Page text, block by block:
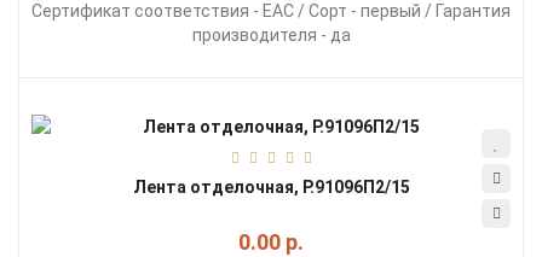
Сертификат соответствия - EAC / Сорт - первый / Гарантия
производителя - да
Лента отделочная, Р.91096П2/15
0.00 р.